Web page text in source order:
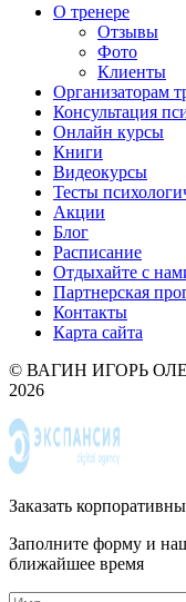
О тренере
Отзывы
Фото
Клиенты
Организаторам
Консультация
Онлайн курсы
Книги
Видеокурсы
Тесты
Акции
Блог
Расписание
Отдыхайте с
Партнерская
Контакты
Карта сайта
© ВАГИН ИГОРЬ
2026
Заказать
Заполните форму и
ближайшее время